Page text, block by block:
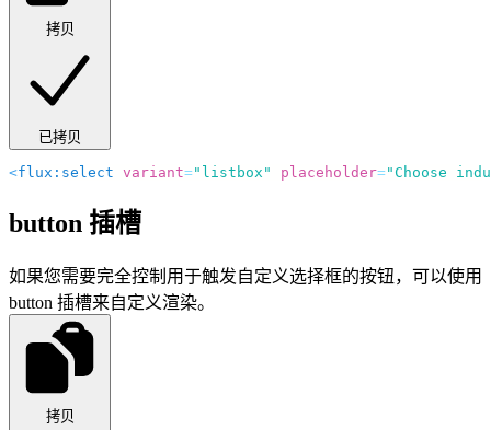
拷贝
已拷贝
<flux:select variant="listbox" placeholder="Choose
button 插槽
如果您需要完全控制用于触发自定义选择框的按钮，可以使用
button 插槽来自定义渲染。
拷贝